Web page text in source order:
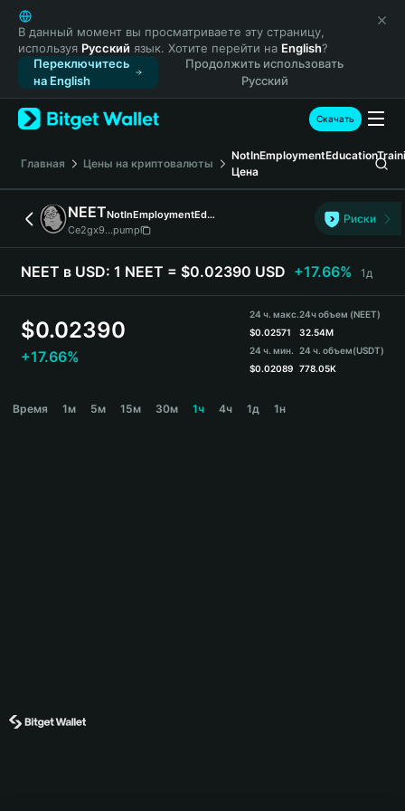
English
日本語
Tiếng Việt
Русский
Español (Latinoamérica)
Türkçe
Français
Deutsch
简体中文
繁體中文
Português (Portugal)
Bahasa Indonesia
ภาษาไทย
Español
Español (Argentina)
В данный момент вы просматриваете эту страницу,
используя Русский язык. Хотите перейти на English?
Переключитесь
на English
Продолжить использовать
Русский
Скачать
Главная Цены на криптовалюты
Цена
NEET
NotInEmploymentEducationTraining
Ce2gx9...pump
Риски
NEET в USD: 1 NEET = $0.02390 USD +17.66% 1д
$0.02390
+17.66%
24 ч. макс.
$0.02571
24 ч. мин.
$0.02089
24ч объем (NEET)
32.54M
24 ч. объем(USDT)
778.05K
Время 1м 5м 15м 30м 1ч 4ч 1д 1н